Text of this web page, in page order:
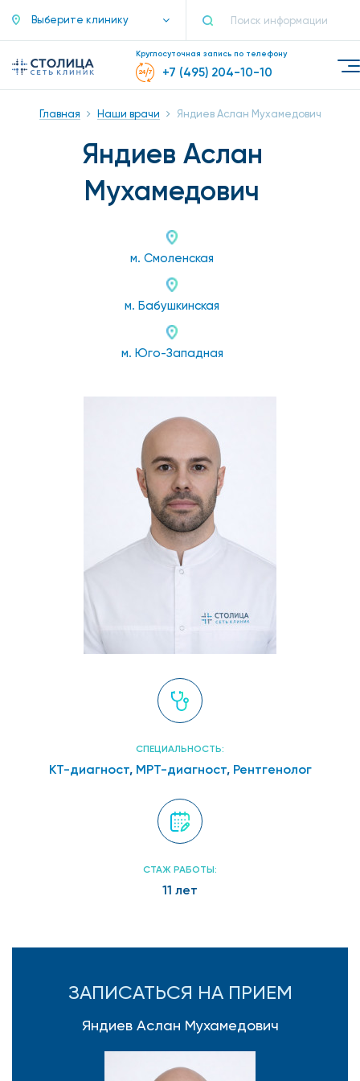
Выберите клинику
Круглосуточная запись по телефону
+7 (495) 204-10-10
Главная Наши врачи Яндиев Аслан Мухамедович
Яндиев Аслан
Мухамедович
м. Смоленская
м. Бабушкинская
м. Юго-Западная
СПЕЦИАЛЬНОСТЬ:
КТ-диагност, МРТ-диагност, Рентгенолог
СТАЖ РАБОТЫ:
11 лет
ЗАПИСАТЬСЯ НА ПРИЕМ
Яндиев Аслан Мухамедович